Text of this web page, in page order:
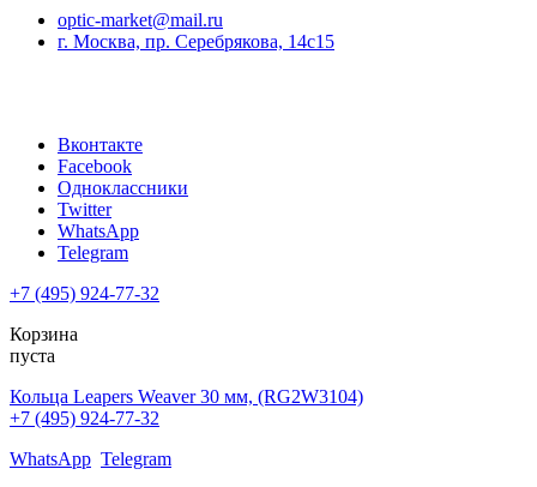
optic-market@mail.ru
г. Москва, пр. Серебрякова, 14с15
Вконтакте
Facebook
Одноклассники
Twitter
WhatsApp
Telegram
+7 (495) 924-77-32
Корзина
пуста
Кольца Leapers Weaver 30 мм, (RG2W3104)
+7 (495) 924-77-32
WhatsApp Telegram